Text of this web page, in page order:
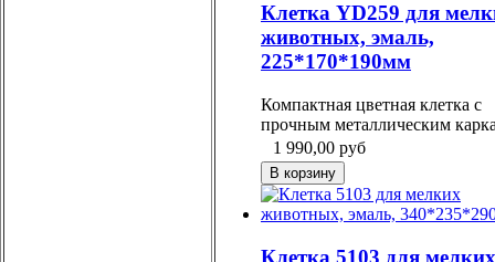
Клетка YD259 для
животных, эмаль,
225*170*190мм
Компактная цветная клетка с
прочным металлическим
1 990,00 руб
Клетка 5103 для мелких